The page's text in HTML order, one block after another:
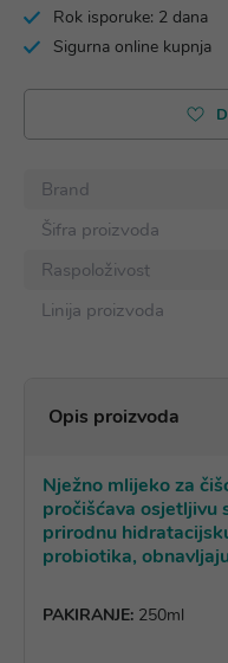
Rok isporuke: 2 dana
Sigurna online kupnja
Brand
Šifra proizvoda
Raspoloživost
Linija proizvoda
Opis proizvoda
Nježno mlijeko za
pročišćava osjetljivu
prirodnu
probiotika,
PAKIRANJE: 250ml